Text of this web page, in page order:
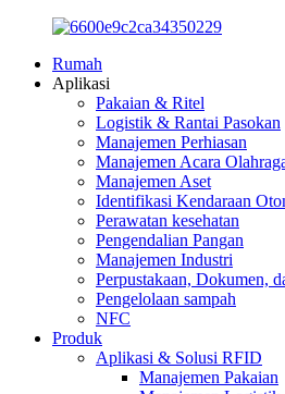
Rumah
Aplikasi
Pakaian & Ritel
Logistik & Rantai Pasokan
Manajemen Perhiasan
Manajemen Acara
Manajemen Aset
Identifikasi Kendaraan
Perawatan kesehatan
Pengendalian Pangan
Manajemen Industri
Perpustakaan, Dokumen,
Pengelolaan sampah
NFC
Produk
Aplikasi & Solusi RFID
Manajemen Pakaian